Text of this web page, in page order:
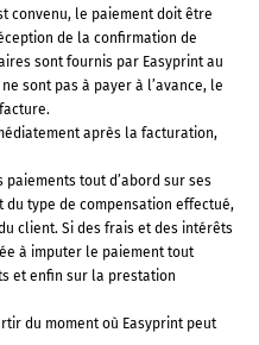
convenu, le paiement doit être
de la confirmation de
sont fournis par Easyprint au
sont pas à payer à l’avance, le
après la facturation,
tout d’abord sur ses
type de compensation effectué,
client. Si des frais et des intérêts
à imputer le paiement tout
et enfin sur la prestation
du moment où Easyprint peut